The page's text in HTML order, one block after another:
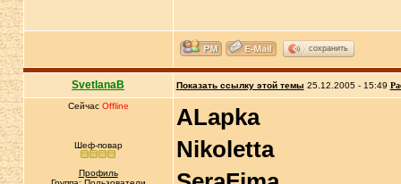
сохранить
SvetlanaB Показать ссылку этой темы 25.12.2005 - 15:49
Сейчас Offline
Шеф-повар
Профиль
ALapka
Nikoletta